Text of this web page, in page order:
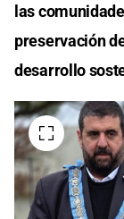
las
preservación
desarrollo